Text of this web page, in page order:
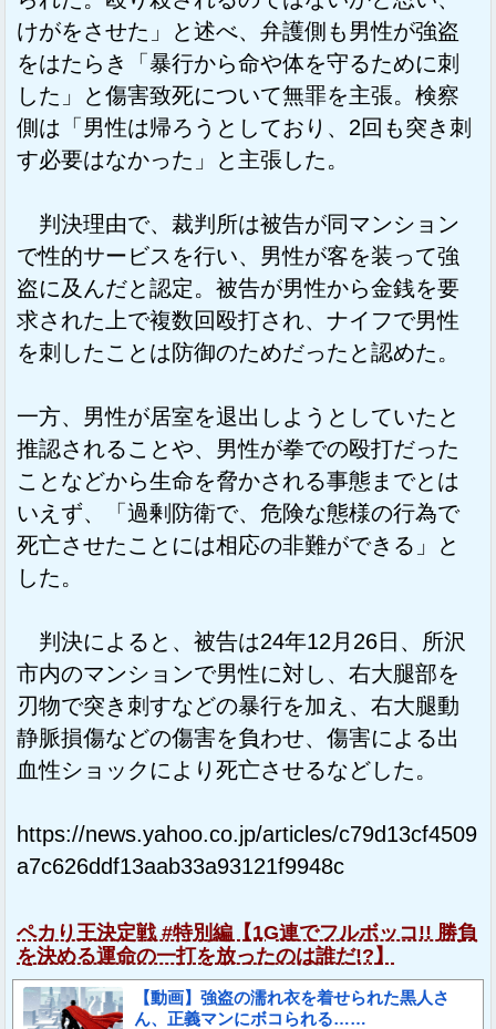
けがをさせた」と述べ、弁護側も男性が強盗
をはたらき「暴行から命や体を守るために刺
した」と傷害致死について無罪を主張。検察
側は「男性は帰ろうとしており、2回も突き刺
す必要はなかった」と主張した。
判決理由で、裁判所は被告が同マンション
で性的サービスを行い、男性が客を装って強
盗に及んだと認定。被告が男性から金銭を要
求された上で複数回殴打され、ナイフで男性
を刺したことは防御のためだったと認めた。
一方、男性が居室を退出しようとしていたと
推認されることや、男性が拳での殴打だった
ことなどから生命を脅かされる事態までとは
いえず、「過剰防衛で、危険な態様の行為で
死亡させたことには相応の非難ができる」と
した。
判決によると、被告は24年12月26日、所沢
市内のマンションで男性に対し、右大腿部を
刃物で突き刺すなどの暴行を加え、右大腿動
静脈損傷などの傷害を負わせ、傷害による出
血性ショックにより死亡させるなどした。
https://news.yahoo.co.jp/articles/c79d13cf4509
a7c626ddf13aab33a93121f9948c
ペカり王決定戦 #特別編【1G連でフルボッコ!! 勝負
を決める運命の一打を放ったのは誰だ!?】
【動画】強盗の濡れ衣を着せられた黒人さ
ん、正義マンにボコられる……